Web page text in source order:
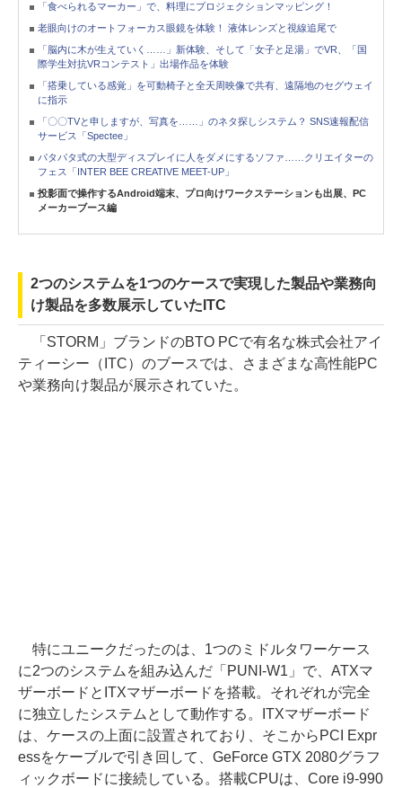
「食べられるマーカー」で、料理にプロジェクションマッピング！
老眼向けのオートフォーカス眼鏡を体験！ 液体レンズと視線追尾で
「脳内に木が生えていく……」新体験、そして「女子と足湯」でVR、「国
際学生対抗VRコンテスト」出場作品を体験
「搭乗している感覚」を可動椅子と全天周映像で共有、遠隔地のセグウェイ
に指示
「〇〇TVと申しますが、写真を……」のネタ探しシステム？ SNS速報配信
サービス「Spectee」
パタパタ式の大型ディスプレイに人をダメにするソファ……クリエイターの
フェス「INTER BEE CREATIVE MEET-UP」
投影面で操作するAndroid端末、プロ向けワークステーションも出展、PC
メーカーブース編
2つのシステムを1つのケースで実現した製品や業務向
け製品を多数展示していたITC
「STORM」ブランドのBTO PCで有名な株式会社アイ
ティーシー（ITC）のブースでは、さまざまな高性能PC
や業務向け製品が展示されていた。
特にユニークだったのは、1つのミドルタワーケース
に2つのシステムを組み込んだ「PUNI-W1」で、ATXマ
ザーボードとITXマザーボードを搭載。それぞれが完全
に独立したシステムとして動作する。ITXマザーボード
は、ケースの上面に設置されており、そこからPCI Expr
essをケーブルで引き回して、GeForce GTX 2080グラフ
ィックボードに接続している。搭載CPUは、Core i9-990